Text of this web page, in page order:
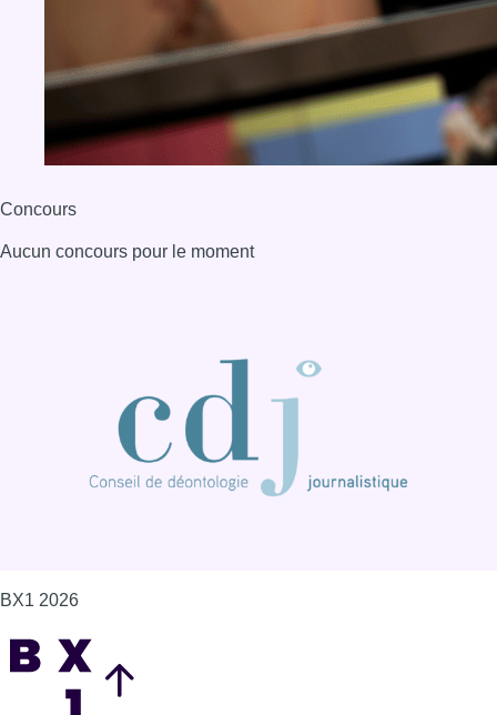
Concours
Aucun concours pour le moment
BX1 2026